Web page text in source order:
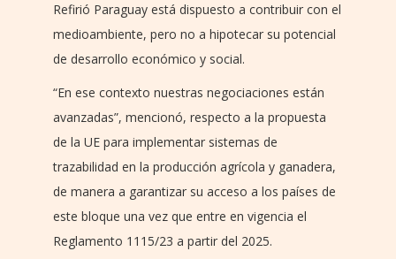
Refirió Paraguay está dispuesto a contribuir con el
medioambiente, pero no a hipotecar su potencial
de desarrollo económico y social.
“En ese contexto nuestras negociaciones están
avanzadas”, mencionó, respecto a la propuesta
de la UE para implementar sistemas de
trazabilidad en la producción agrícola y ganadera,
de manera a garantizar su acceso a los países de
este bloque una vez que entre en vigencia el
Reglamento 1115/23 a partir del 2025.